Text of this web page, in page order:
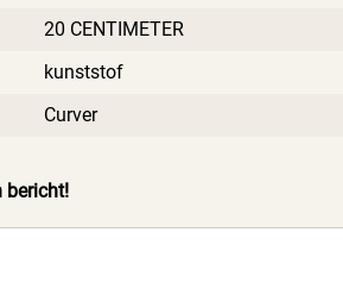
20 CENTIMETER
kunststof
Curver
bericht!